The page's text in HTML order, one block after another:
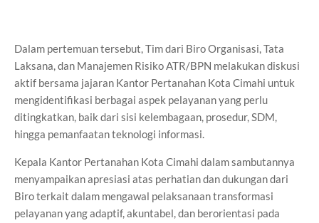
Dalam pertemuan tersebut, Tim dari Biro Organisasi, Tata
Laksana, dan Manajemen Risiko ATR/BPN melakukan diskusi
aktif bersama jajaran Kantor Pertanahan Kota Cimahi untuk
mengidentifikasi berbagai aspek pelayanan yang perlu
ditingkatkan, baik dari sisi kelembagaan, prosedur, SDM,
hingga pemanfaatan teknologi informasi.
Kepala Kantor Pertanahan Kota Cimahi dalam sambutannya
menyampaikan apresiasi atas perhatian dan dukungan dari
Biro terkait dalam mengawal pelaksanaan transformasi
pelayanan yang adaptif, akuntabel, dan berorientasi pada